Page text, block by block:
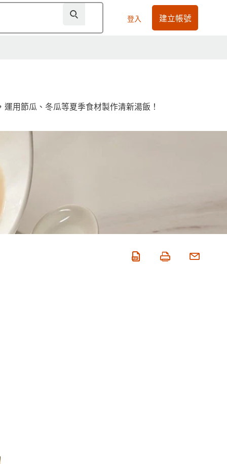
登入 建立帳號
用節瓜、冬瓜等夏季食材製作清新湯飯！